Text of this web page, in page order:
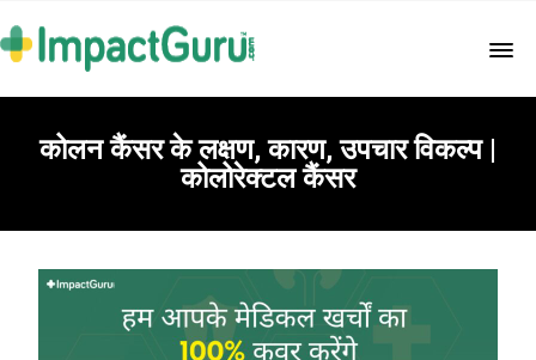
कोलन कैंसर के लक्षण, कारण, उपचार विकल्प |
कोलोरेक्टल कैंसर